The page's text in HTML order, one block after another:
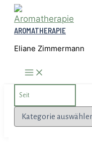
Zum
Inhalt
springen
AROMATHERAPIE
Eliane Zimmermann
for:
Kategorien